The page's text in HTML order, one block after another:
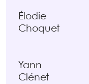
Élodie
Choquet
Yann
Clénet